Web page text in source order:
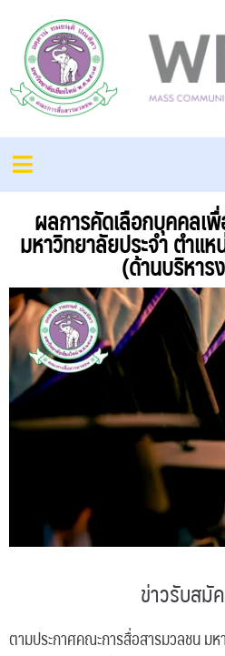
ผลการคัดเลือกบุคคลเ
มหาวิทยาลัยประจำ ตำแ
(ด้านบริหาร
ข่าวรับสมั
ตามประกาศคณะการสื่อสารมวลชน มห